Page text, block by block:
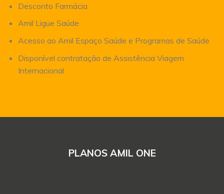
Desconto Farmácia
Amil Ligue Saúde
Acesso ao Amil Espaço Saúde e Programas de Saúde
Disponível contratação de Assistência Viagem
Internacional
PLANOS AMIL ONE